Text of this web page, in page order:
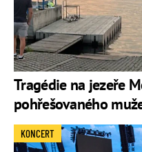
Tragédie na jezeře
pohřešovaného
KONCERT